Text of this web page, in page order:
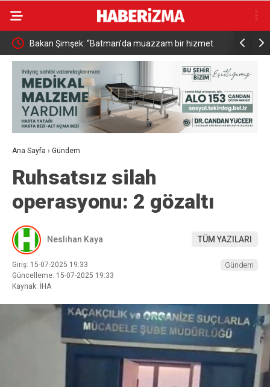
Bakan Şimşek: “Batman’da muazzam bir hizmet
fırtınası var”
Resul
Ana Sayfa › Gündem
Ruhsatsız silah
operasyonu: 2 gözaltı
Neslihan Kaya TÜM YAZILARI
Giriş: 15-07-2025 19:33
Güncelleme: 15-07-2025 19:33
Kaynak: İHA
Gündem